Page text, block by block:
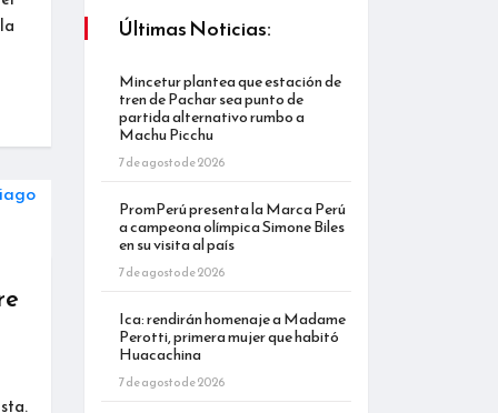
Últimas Noticias:
Mincetur plantea que estación de
tren de Pachar sea punto de
partida alternativo rumbo a
Machu Picchu
7 de agosto de 2026
PromPerú presenta la Marca Perú
a campeona olímpica Simone Biles
en su visita al país
7 de agosto de 2026
Ica: rendirán homenaje a Madame
Perotti, primera mujer que habitó
Huacachina
7 de agosto de 2026